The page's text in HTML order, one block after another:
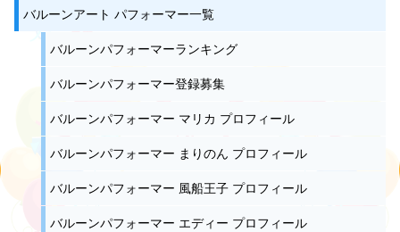
バルーンアート パフォーマー一覧
バルーンパフォーマーランキング
バルーンパフォーマー登録募集
バルーンパフォーマー マリカ プロフィール
バルーンパフォーマー まりのん プロフィール
バルーンパフォーマー 風船王子 プロフィール
バルーンパフォーマー エディー プロフィール